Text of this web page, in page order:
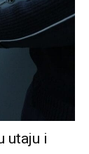
utaju i